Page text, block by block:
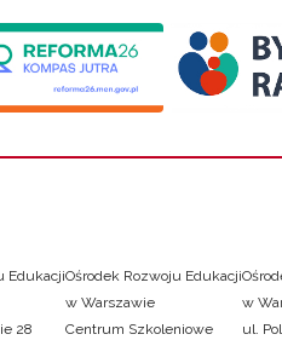
Edukacji
28
Ośrodek Rozwoju Edukacji
w Warszawie
Centrum Szkoleniowe
w
ul.